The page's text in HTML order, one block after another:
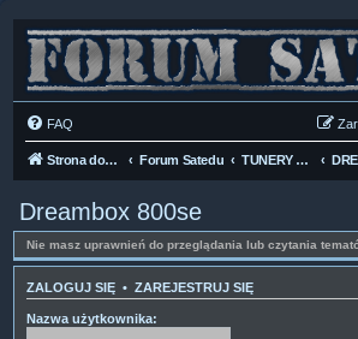
FAQ
Strona domowa Forum Satedu TUNERY SAT HD-LINUX
Dreambox 800se
Nie masz uprawnień do przeglądania lub czytania
ZALOGUJ SIĘ • ZAREJESTRUJ SIĘ
Nazwa użytkownika: